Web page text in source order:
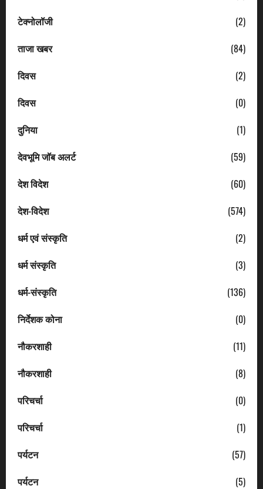
टेक्नोलॉजी
(2)
ताजा खबर
(84)
दिवस
(2)
दिवस
(0)
दुनिया
(1)
देवभूमि जॉब अलर्ट
(59)
देश विदेश
(60)
देश-विदेश
(574)
धर्म एवं संस्कृति
(2)
धर्म संस्कृति
(3)
धर्म-संस्कृति
(136)
निर्देशक कोना
(0)
नौकरशाही
(11)
नौकरशाही
(8)
परिचर्चा
(0)
परिचर्चा
(1)
पर्यटन
(57)
पर्यटन
(5)